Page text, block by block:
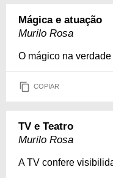
Mágica e atuação
Murilo Rosa
O mágico na
COPIAR
TV e Teatro
Murilo Rosa
A TV confere